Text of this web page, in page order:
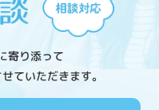
寄り添って
ていただきます。